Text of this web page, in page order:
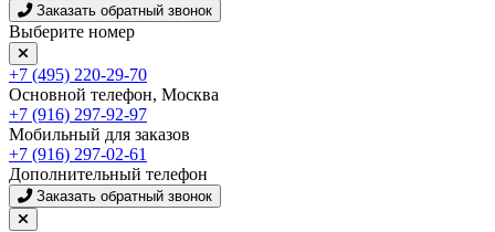
Заказать обратный звонок
Выберите номер
+7 (495) 220-29-70
Основной телефон, Москва
+7 (916) 297-92-97
Мобильный для заказов
+7 (916) 297-02-61
Дополнительный телефон
Заказать обратный звонок